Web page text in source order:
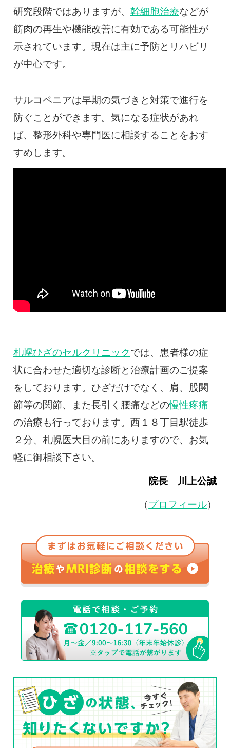
研究段階ではありますが、 幹細胞治療などが
筋肉の再生や機能改善に有効である可能性が
示されています。現在は主に予防とリハビリ
が中心です。
サルコペニアは早期の気づきと対策で進行を
防ぐことができます。気になる症状があれ
ば、整形外科や専門医に相談することをおす
すめします。
札幌ひざのセルクリニックでは、患者様の症
状に合わせた適切な診断と治療計画のご提案
をしております。ひざだけでなく、肩、股関
節等の関節、また長引く腰痛などの慢性疼痛
の治療も行っております。西１８丁目駅徒歩
２分、札幌医大目の前にありますので、お気
軽に御相談下さい。
院長 川上公誠
（プロフィール）